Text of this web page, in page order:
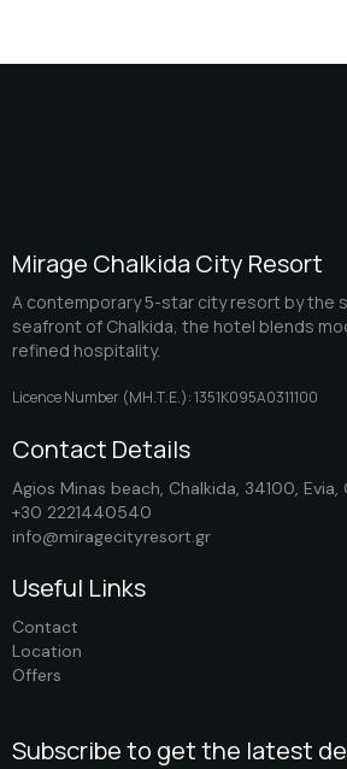
Mirage Chalkida City Resort
A contemporary 5-star city resort by the
seafront of Chalkida, the hotel blends
refined hospitality.
Licence Number (ΜΗ.Τ.Ε.): 1351K095A0311100
Contact Details
Agios Minas beach, Chalkida, 34100, Evia,
+30 2221440540
info@miragecityresort.gr
Useful Links
Contact
Location
Offers
Subscribe to get the latest